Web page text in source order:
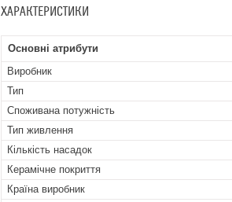
ХАРАКТЕРИСТИКИ
Основні атрибути
Виробник
Тип
Споживана потужність
Тип живлення
Кількість насадок
Керамічне покриття
Країна виробник